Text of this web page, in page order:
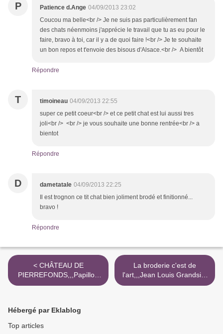
P Patience d.Ange 04/09/2013 23:02
Coucou ma belle<br /> Je ne suis pas particulièrement fan
des chats néenmoins j'apprécie le travail que tu as eu pour le
faire, bravo à toi, car il y a de quoi faire !<br /> Je te souhaite
un bon repos et t'envoie des bisous d'Alsace.<br /> A bientôt
Répondre
T timoineau 04/09/2013 22:55
super ce petit coeur<br /> et ce petit chat est lui aussi tres
joli<br /> <br /> je vous souhaite une bonne rentrée<br /> a
bientot
Répondre
D dametatale 04/09/2013 22:25
Il est trognon ce tit chat bien joliment brodé et finitionné...
bravo !
Répondre
< CHÂTEAU DE
PIERREFONDS,,,Papillon
écaille chinée
La broderie c'est de
l'art,,,Jean Louis Grandsire
>
Hébergé par Eklablog
Top articles